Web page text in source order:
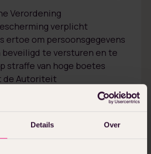
Details Over
Verordening
verplicht
ertoe om persoonsgegevens
beveiligd te versturen en te
straffe van hoge boetes
de Autoriteit
hierop. Dat maakt dit
bij het
om dit project uit te